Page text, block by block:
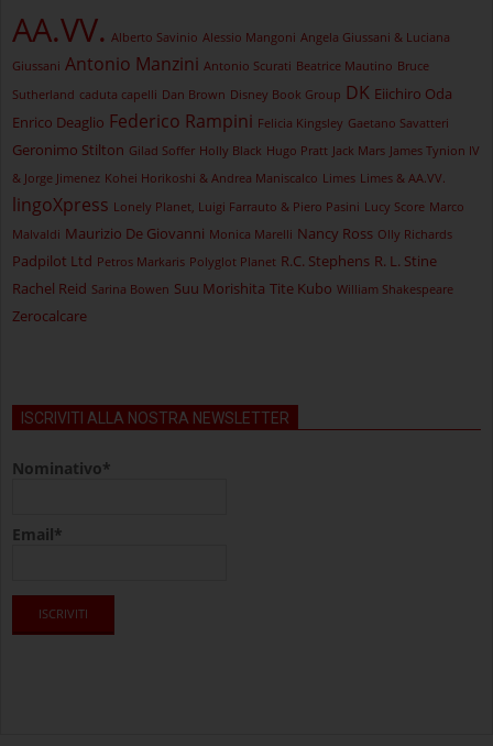
AA.VV. Alberto Savinio Alessio Mangoni Angela Giussani & Luciana
Giussani Antonio Manzini Antonio Scurati Beatrice Mautino Bruce
Sutherland caduta capelli Dan Brown Disney Book Group DK Eiichiro Oda
Enrico Deaglio Federico Rampini Felicia Kingsley Gaetano Savatteri
Geronimo Stilton Gilad Soffer Holly Black Hugo Pratt Jack Mars James Tynion IV
& Jorge Jimenez Kohei Horikoshi & Andrea Maniscalco Limes Limes & AA.VV.
lingoXpress Lonely Planet, Luigi Farrauto & Piero Pasini Lucy Score Marco
Malvaldi Maurizio De Giovanni Monica Marelli Nancy Ross Olly Richards
Padpilot Ltd Petros Markaris Polyglot Planet R.C. Stephens R. L. Stine
Rachel Reid Sarina Bowen Suu Morishita Tite Kubo William Shakespeare
Zerocalcare
ISCRIVITI ALLA NOSTRA NEWSLETTER
Nominativo*
Email*